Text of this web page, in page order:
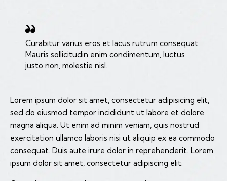
Curabitur varius eros et lacus rutrum consequat.
Mauris sollicitudin enim condimentum, luctus
justo non, molestie nisl.
Lorem ipsum dolor sit amet, consectetur adipisicing elit,
sed do eiusmod tempor incididunt ut labore et dolore
magna aliqua. Ut enim ad minim veniam, quis nostrud
exercitation ullamco laboris nisi ut aliquip ex ea commodo
consequat. Duis aute irure dolor in reprehenderit. Lorem
ipsum dolor sit amet, consectetur adipiscing elit.